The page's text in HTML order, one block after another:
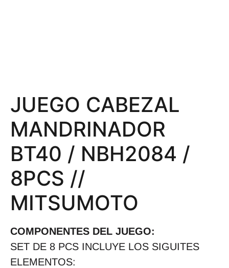
JUEGO CABEZAL
MANDRINADOR
BT40 / NBH2084 /
8PCS //
MITSUMOTO
COMPONENTES DEL JUEGO:
SET DE 8 PCS INCLUYE LOS SIGUITES
ELEMENTOS: